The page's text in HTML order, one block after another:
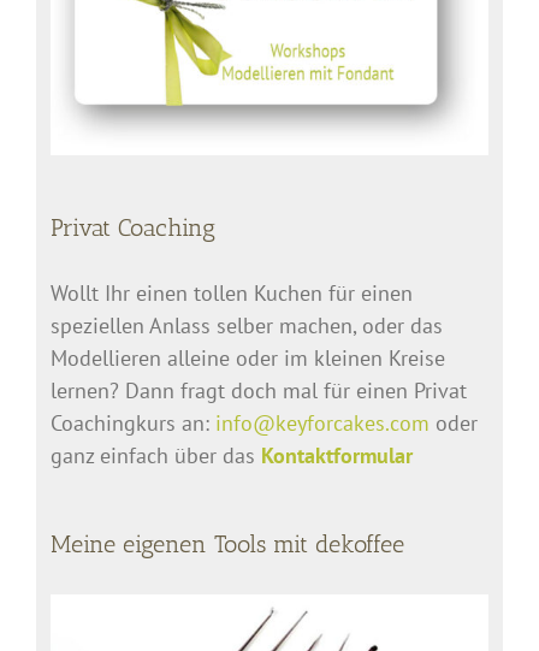
Privat Coaching
Wollt Ihr einen tollen Kuchen für einen
speziellen Anlass selber machen, oder das
Modellieren alleine oder im kleinen Kreise
lernen? Dann fragt doch mal für einen Privat
Coachingkurs an: info@keyforcakes.com oder
ganz einfach über das Kontaktformular
Meine eigenen Tools mit dekoffee